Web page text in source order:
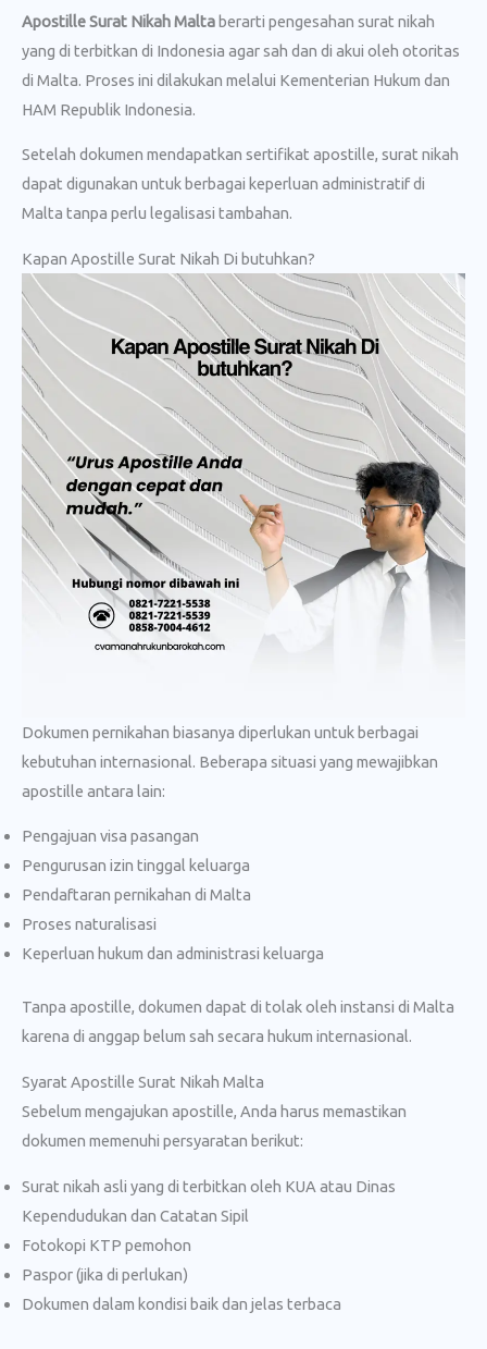
Apostille Surat Nikah Malta berarti pengesahan surat nikah
yang di terbitkan di Indonesia agar sah dan di akui oleh otoritas
di Malta. Proses ini dilakukan melalui Kementerian Hukum dan
HAM Republik Indonesia.
Setelah dokumen mendapatkan sertifikat apostille, surat nikah
dapat digunakan untuk berbagai keperluan administratif di
Malta tanpa perlu legalisasi tambahan.
Kapan Apostille Surat Nikah Di butuhkan?
Dokumen pernikahan biasanya diperlukan untuk berbagai
kebutuhan internasional. Beberapa situasi yang mewajibkan
apostille antara lain:
Pengajuan visa pasangan
Pengurusan izin tinggal keluarga
Pendaftaran pernikahan di Malta
Proses naturalisasi
Keperluan hukum dan administrasi keluarga
Tanpa apostille, dokumen dapat di tolak oleh instansi di Malta
karena di anggap belum sah secara hukum internasional.
Syarat Apostille Surat Nikah Malta
Sebelum mengajukan apostille, Anda harus memastikan
dokumen memenuhi persyaratan berikut:
Surat nikah asli yang di terbitkan oleh KUA atau Dinas
Kependudukan dan Catatan Sipil
Fotokopi KTP pemohon
Paspor (jika di perlukan)
Dokumen dalam kondisi baik dan jelas terbaca